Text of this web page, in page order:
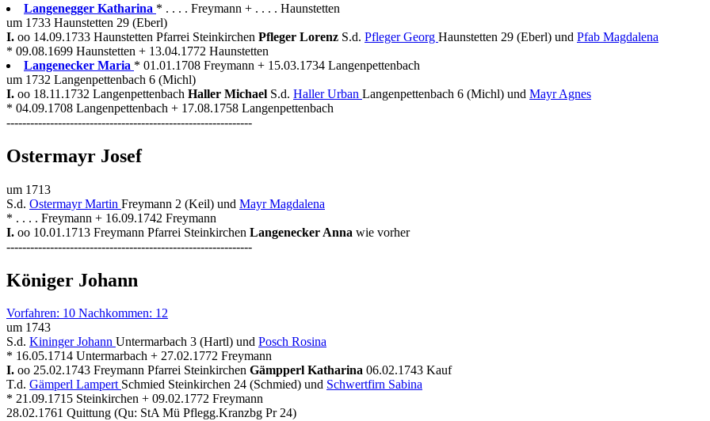
Langenegger Katharina * . . . . Freymann + . . . . Haunstetten
um 1733 Haunstetten 29 (Eberl)
I. oo 14.09.1733 Haunstetten Pfarrei Steinkirchen Pfleger Lorenz S.d. Pfleger Georg Haunstetten 29 (Eberl) und Pfab Magdalena
* 09.08.1699 Haunstetten + 13.04.1772 Haunstetten
Langenecker Maria * 01.01.1708 Freymann + 15.03.1734 Langenpettenbach
um 1732 Langenpettenbach 6 (Michl)
I. oo 18.11.1732 Langenpettenbach Haller Michael S.d. Haller Urban Langenpettenbach 6 (Michl) und Mayr Agnes
* 04.09.1708 Langenpettenbach + 17.08.1758 Langenpettenbach
--------------------------------------------------------------
Ostermayr Josef
um 1713
S.d. Ostermayr Martin Freymann 2 (Keil) und Mayr Magdalena
* . . . . Freymann + 16.09.1742 Freymann
I. oo 10.01.1713 Freymann Pfarrei Steinkirchen Langenecker Anna wie vorher
--------------------------------------------------------------
Königer Johann
Vorfahren: 10 Nachkommen: 12
um 1743
S.d. Kininger Johann Untermarbach 3 (Hartl) und Posch Rosina
* 16.05.1714 Untermarbach + 27.02.1772 Freymann
I. oo 25.02.1743 Freymann Pfarrei Steinkirchen Gämpperl Katharina 06.02.1743 Kauf
T.d. Gämperl Lampert Schmied Steinkirchen 24 (Schmied) und Schwertfirn Sabina
* 21.09.1715 Steinkirchen + 09.02.1772 Freymann
28.02.1761 Quittung (Qu: StA Mü Pflegg.Kranzbg Pr 24)